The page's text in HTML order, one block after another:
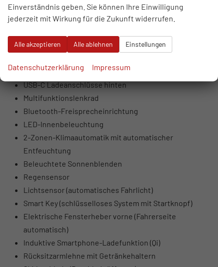
10,25" digitales Kombiinstrument
DAB+ Digitalradio
Hochtöner vorne (insgesamt 6 Lautsprecher)
Laden)
USB-C Ladeanschlüsse hinten
Multifunktionslenkrad
Bluetooth-Freisprecheinrichtung
LED-Innenbeleuchtung
2-Zonen-Klimaautomatik mit automatischer
Entfeuchtung
Beleuchtete Sonnenblenden
Regensensor
Lichtsensor (automatisches Fahrlicht)
Smart Key (schlüsselloses System mit Startknopf)
Elektrische Fensterheber vorne (Fahrerseite
automatisch)
Induktive Smartphone-Ladefunktion (Qi)
Rücksitzarmlehne mit Getränkehaltern
Einverständnis geben. Sie können Ihre Einwilligung
jederzeit mit Wirkung für die Zukunft widerrufen.
Alle akzeptieren Alle ablehnen Einstellungen
Datenschutzerklärung Impressum